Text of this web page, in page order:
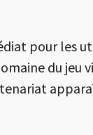
pour
du jeu